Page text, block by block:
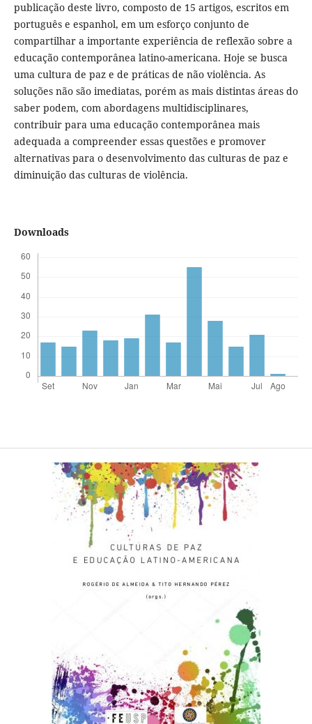
publicação deste livro, composto de 15 artigos, escritos em
português e espanhol, em um esforço conjunto de
compartilhar a importante experiência de reflexão sobre a
educação contemporânea latino-americana. Hoje se busca
uma cultura de paz e de práticas de não violência. As
soluções não são imediatas, porém as mais distintas áreas do
saber podem, com abordagens multidisciplinares,
contribuir para uma educação contemporânea mais
adequada a compreender essas questões e promover
alternativas para o desenvolvimento das culturas de paz e
diminuição das culturas de violência.
Downloads